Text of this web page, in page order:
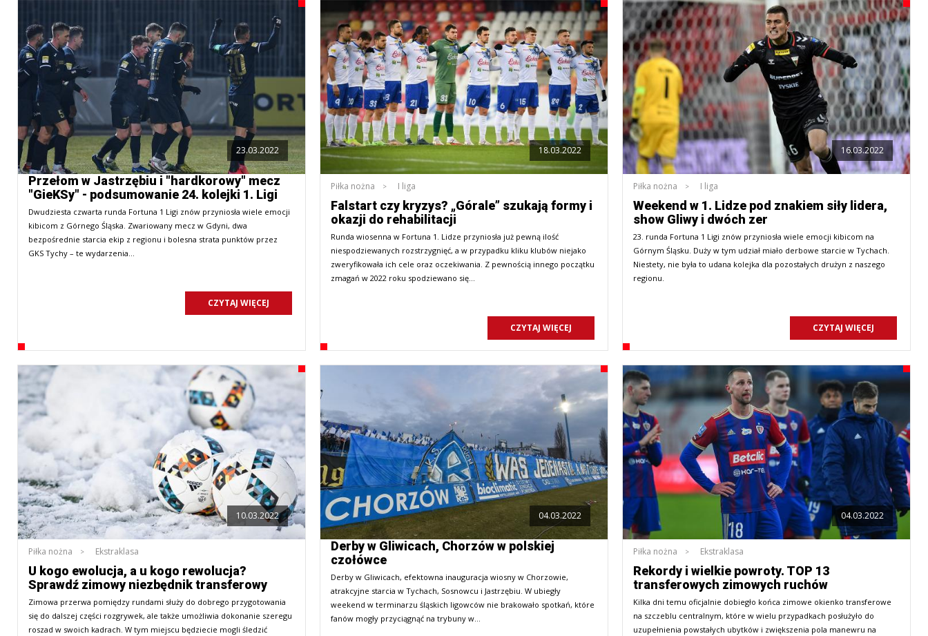
23.03.2022
Przełom w Jastrzębiu i "hardkorowy" mecz
"GieKSy" - podsumowanie 24. kolejki 1. Ligi
Dwudziesta czwarta runda Fortuna 1 Ligi znów przyniosła wiele emocji
kibicom z Górnego Śląska. Zwariowany mecz w Gdyni, dwa
bezpośrednie starcia ekip z regionu i bolesna strata punktów przez
GKS Tychy – te wydarzenia…
CZYTAJ WIĘCEJ
18.03.2022
Piłka nożna I liga
Falstart czy kryzys? „Górale” szukają formy i
okazji do rehabilitacji
Runda wiosenna w Fortuna 1. Lidze przyniosła już pewną ilość
niespodziewanych rozstrzygnięć, a w przypadku kliku klubów niejako
zweryfikowała ich cele oraz oczekiwania. Z pewnością innego początku
zmagań w 2022 roku spodziewano się…
CZYTAJ WIĘCEJ
16.03.2022
Piłka nożna I liga
Weekend w 1. Lidze pod znakiem siły lidera,
show Gliwy i dwóch zer
23. runda Fortuna 1 Ligi znów przyniosła wiele emocji kibicom na
Górnym Śląsku. Duży w tym udział miało derbowe starcie w Tychach.
Niestety, nie była to udana kolejka dla pozostałych drużyn z naszego
regionu.
CZYTAJ WIĘCEJ
10.03.2022
Piłka nożna Ekstraklasa
U kogo ewolucja, a u kogo rewolucja?
Sprawdź zimowy niezbędnik transferowy
Zimowa przerwa pomiędzy rundami służy do dobrego przygotowania
się do dalszej części rozgrywek, ale także umożliwia dokonanie szeregu
roszad w swoich kadrach. W tym miejscu będziecie mogli śledzić
04.03.2022
Derby w Gliwicach, Chorzów w polskiej
czołówce
Derby w Gliwicach, efektowna inauguracja wiosny w Chorzowie,
atrakcyjne starcia w Tychach, Sosnowcu i Jastrzębiu. W ubiegły
weekend w terminarzu śląskich ligowców nie brakowało spotkań, które
fanów mogły przyciągnąć na trybuny w…
04.03.2022
Piłka nożna Ekstraklasa
Rekordy i wielkie powroty. TOP 13
transferowych zimowych ruchów
Kilka dni temu oficjalnie dobiegło końca zimowe okienko transferowe
na szczeblu centralnym, które w wielu przypadkach posłużyło do
uzupełnienia powstałych ubytków i zwiększenia pola manewru na